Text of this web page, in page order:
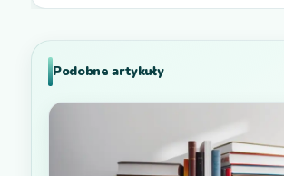
Podobne artykuły